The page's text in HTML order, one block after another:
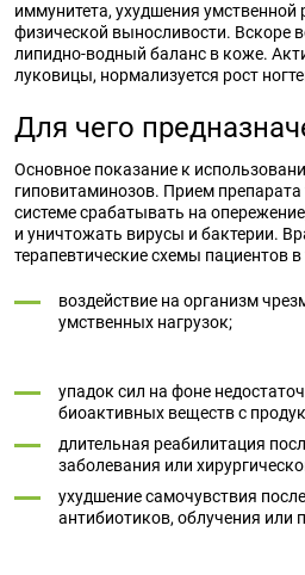
иммунитета, ухудшения умственной
физической выносливости. Вскоре
липидно-водный баланс в коже.
луковицы, нормализуется рост
Для чего
Основное показание к
гиповитаминозов. Прием
системе срабатывать на
и уничтожать вирусы и бактерии.
терапевтические схемы пациентов в
воздействие на организм
умственных нагрузок;
упадок сил на фоне
биоактивных веществ с
длительная реабилитация
заболевания или
ухудшение самочувствия
антибиотиков, облучения или